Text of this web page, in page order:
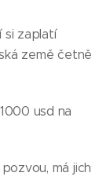
si zaplatí
země četně
usd na
má jich